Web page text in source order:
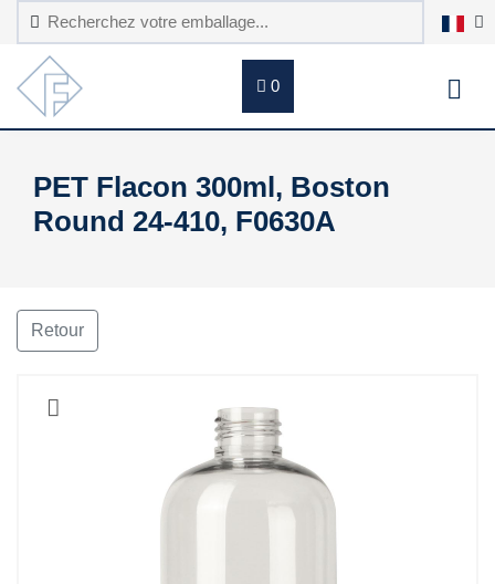
0
PET Flacon 300ml, Boston
Round 24-410, F0630A
Retour